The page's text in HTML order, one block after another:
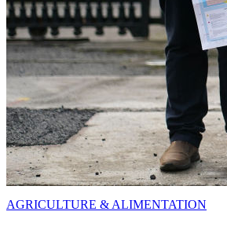
AGRICULTURE & ALIMENTATION